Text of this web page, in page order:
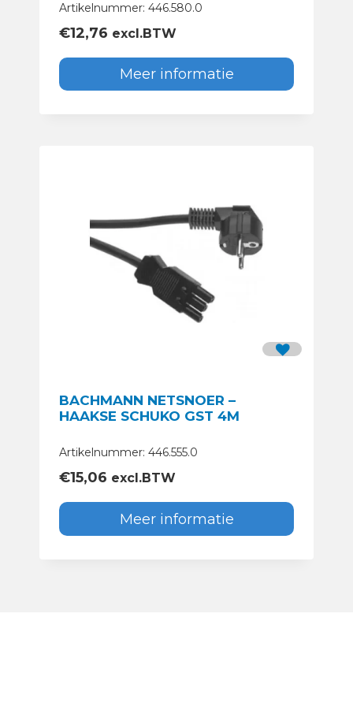
Artikelnummer: 446.580.0
€12,76 excl.BTW
Meer informatie
BACHMANN NETSNOER –
HAAKSE SCHUKO GST 4M
Artikelnummer: 446.555.0
€15,06 excl.BTW
Meer informatie